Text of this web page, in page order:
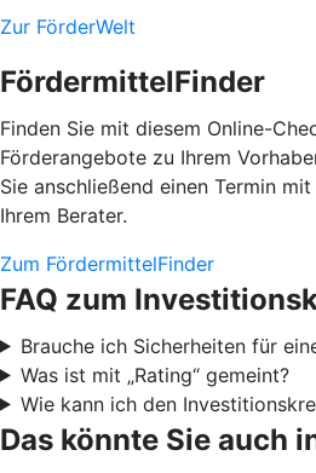
Zur FörderWelt
FördermittelFinder
Finden Sie mit diesem Online-
Förderangebote zu Ihrem
Sie anschließend einen Termin
Ihrem Berater.
Zum FördermittelFinder
FAQ zum
Brauche ich Sicherheiten für
Was ist mit „Rating“ gemeint?
Wie kann ich den
Das könnte Sie auch